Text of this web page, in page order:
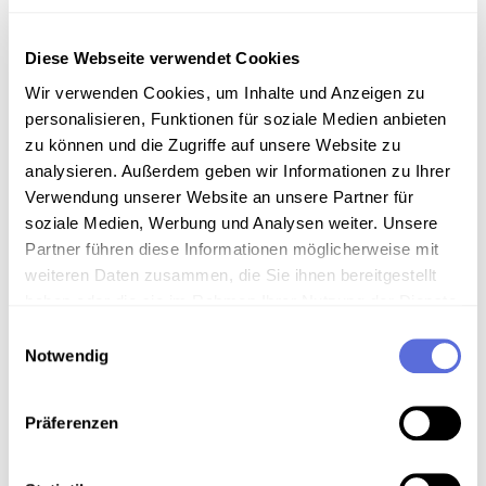
Diese Webseite verwendet Cookies
Wir verwenden Cookies, um Inhalte und Anzeigen zu
personalisieren, Funktionen für soziale Medien anbieten
zu können und die Zugriffe auf unsere Website zu
analysieren. Außerdem geben wir Informationen zu Ihrer
Verwendung unserer Website an unsere Partner für
soziale Medien, Werbung und Analysen weiter. Unsere
Partner führen diese Informationen möglicherweise mit
weiteren Daten zusammen, die Sie ihnen bereitgestellt
Notwendig
Präferenzen
Information
Sammlungsgeschichte
Sammlung Radio Mitschnitte der Österreichischen
Mediathek
Download
Verortung in der digitalen Sammlung